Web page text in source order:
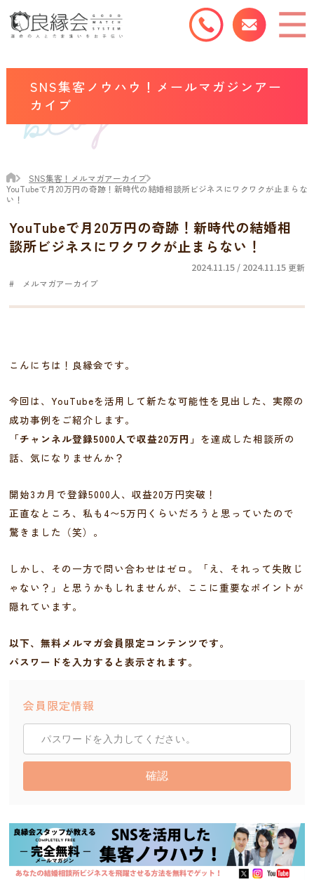
SNS集客ノウハウ！メールマガジンアー
カイブ
SNS集客！メルマガアーカイブ
YouTubeで月20万円の奇跡！新時代の結婚相談所ビジネスにワクワクが止まらな
い！
YouTubeで月20万円の奇跡！新時代の結婚相
談所ビジネスにワクワクが止まらない！
2024.11.15 / 2024.11.15 更新
メルマガアーカイブ
こんにちは！良縁会です。
今回は、YouTubeを活用して新たな可能性を見出した、実際の
成功事例をご紹介します。
「チャンネル登録5000人で収益20万円」 を達成した相談所の
話、気になりませんか？
開始3カ月で登録5000人、収益20万円突破！
正直なところ、私も4〜5万円くらいだろうと思っていたので
驚きました（笑）。
しかし、その一方で問い合わせはゼロ。「え、それって失敗じ
ゃない？」と思うかもしれませんが、ここに重要なポイントが
隠れています。
以下、無料メルマガ会員限定コンテンツです。
パスワードを入力すると表示されます。
会員限定情報
確認